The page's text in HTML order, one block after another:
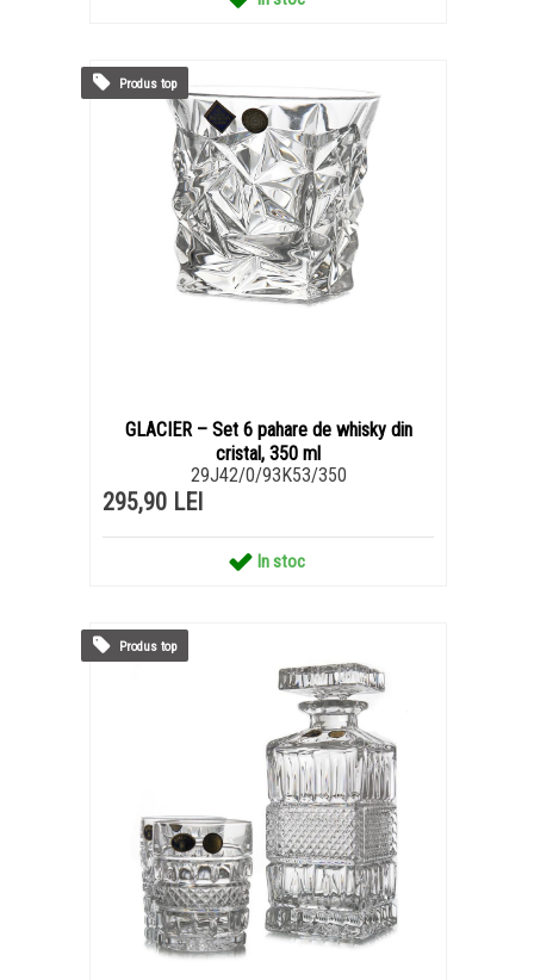
GLACIER – Set 6 pahare de whisky din
cristal, 350 ml
29J42/0/93K53/350
295,90 LEI
In stoc
Produs top
Produs top